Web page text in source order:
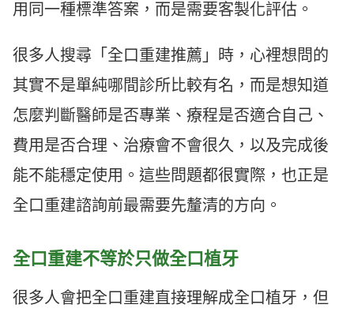
用同一種標準答案，而是需要客製化評估。
很多人搜尋「全口重建推薦」時，心裡想問的
其實不是單純哪間診所比較有名，而是想知道
怎麼判斷醫師是否專業、療程是否適合自己、
費用是否合理、治療會不會很久，以及完成後
能不能穩定使用。這些問題都很實際，也正是
全口重建諮詢前最需要先釐清的方向。
全口重建不等於只做全口植牙
很多人會把全口重建直接理解成全口植牙，但